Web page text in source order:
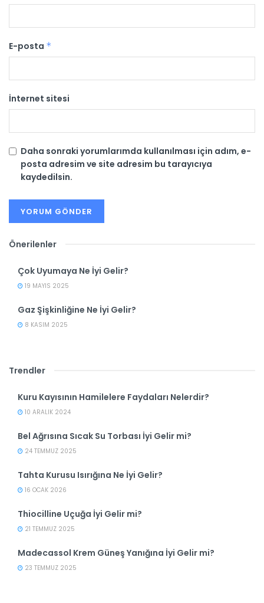
E-posta *
İnternet sitesi
Daha sonraki yorumlarımda kullanılması için adım, e-
posta adresim ve site adresim bu tarayıcıya
kaydedilsin.
Önerilenler
Çok Uyumaya Ne İyi Gelir?
19 MAYIS 2025
Gaz Şişkinliğine Ne İyi Gelir?
8 KASIM 2025
Trendler
Kuru Kayısının Hamilelere Faydaları Nelerdir?
10 ARALIK 2024
Bel Ağrısına Sıcak Su Torbası İyi Gelir mi?
24 TEMMUZ 2025
Tahta Kurusu Isırığına Ne İyi Gelir?
16 OCAK 2026
Thiocilline Uçuğa İyi Gelir mi?
21 TEMMUZ 2025
Madecassol Krem Güneş Yanığına İyi Gelir mi?
23 TEMMUZ 2025